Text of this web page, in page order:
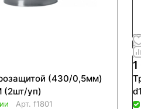
(430/0,5мм)
(2шт/уп)
Арт. f1801